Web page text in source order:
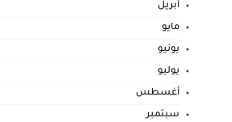
أبريل
مايو
يونيو
يوليو
أغسطس
سبتمبر